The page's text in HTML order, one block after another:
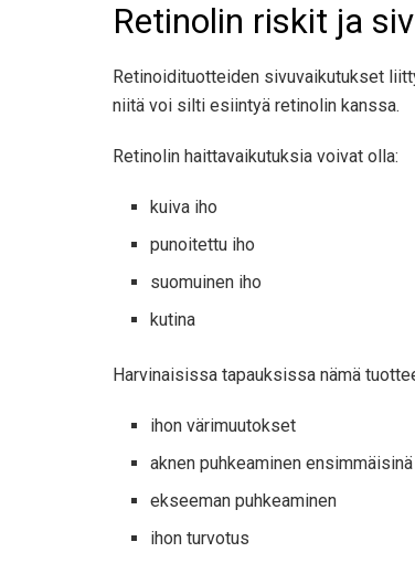
Retinolin riskit ja
Retinoidituotteiden sivuvaikutukset
niitä voi silti esiintyä retinolin kanssa.
Retinolin haittavaikutuksia voivat olla:
kuiva iho
punoitettu iho
suomuinen iho
kutina
Harvinaisissa tapauksissa nämä
ihon värimuutokset
aknen puhkeaminen
ekseeman puhkeaminen
ihon turvotus